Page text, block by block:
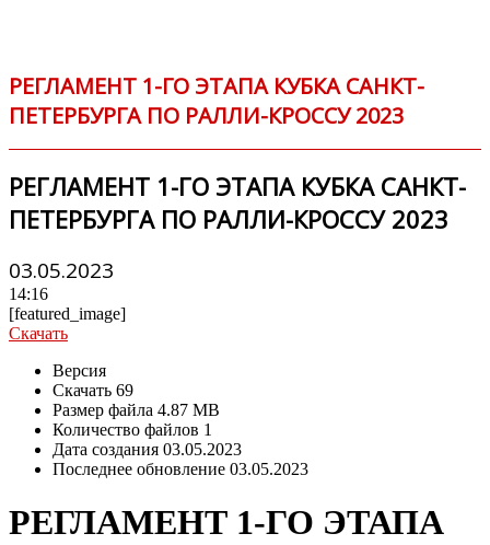
РЕГЛАМЕНТ 1-ГО ЭТАПА КУБКА САНКТ-
ПЕТЕРБУРГА ПО РАЛЛИ-КРОССУ 2023
РЕГЛАМЕНТ 1-ГО ЭТАПА КУБКА САНКТ-
ПЕТЕРБУРГА ПО РАЛЛИ-КРОССУ 2023
03.05.2023
14:16
[featured_image]
Скачать
Версия
Скачать 69
Размер файла 4.87 MB
Количество файлов 1
Дата создания 03.05.2023
Последнее обновление 03.05.2023
РЕГЛАМЕНТ 1-ГО ЭТАПА